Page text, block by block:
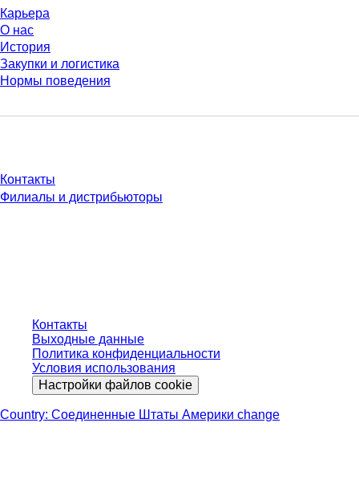
Карьера
О нас
История
Закупки и логистика
Нормы поведения
Контакты
Филиалы и дистрибьюторы
Контакты
Выходные данные
Политика конфиденциальности
Условия использования
Настройки файлов cookie
Country: Соединенные Штаты Америки change